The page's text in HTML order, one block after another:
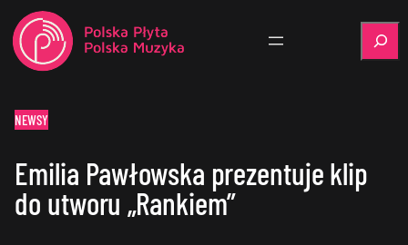
NEWSY
Emilia Pawłowska prezentuje klip
do utworu „Rankiem”